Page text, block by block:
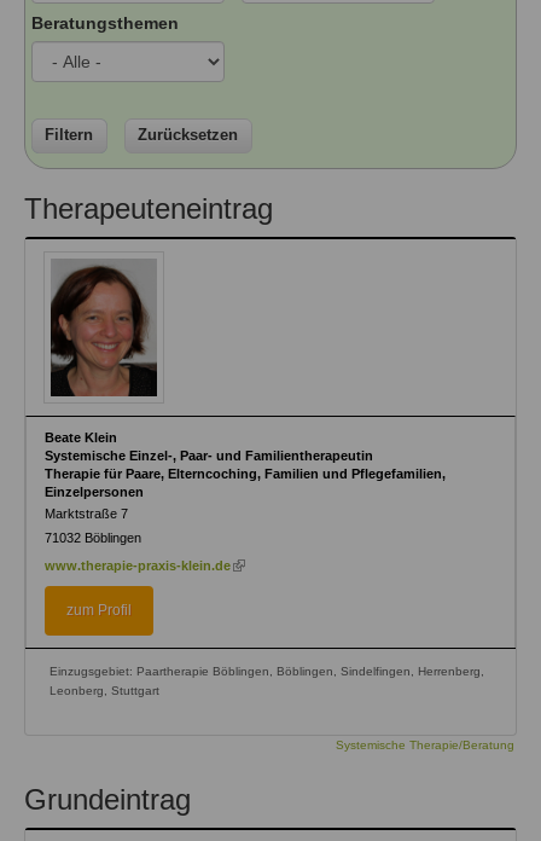
Qualitätssicherung
Qualität unserer Therapeuten
Familienthemen
Veranstaltungen
Seminare und Kurse
Fortbildungen
Ausbildungsinstitute
Information über Qualifikation
Liste der Fachverbände
vergessen?
Anmelden
Sitemap
Links
Formular zur Registrierung
Beratungsthemen
Filtern Zurücksetzen
Therapeuteneintrag
Beate Klein
Systemische Einzel-, Paar- und Familientherapeutin
Therapie für Paare, Elterncoching, Familien und Pflegefamilien,
Einzelpersonen
Marktstraße 7
71032 Böblingen
www.therapie-praxis-klein.de (link
zum Profil
Einzugsgebiet: Paartherapie Böblingen, Böblingen, Sindelfingen, Herrenberg,
Leonberg, Stuttgart
Systemische Therapie/Beratung
Grundeintrag